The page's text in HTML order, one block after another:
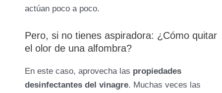
actúan poco a poco.
Pero, si no tienes aspiradora: ¿Cómo quitar
el olor de una alfombra?
En este caso, aprovecha las propiedades
desinfectantes del vinagre. Muchas veces las